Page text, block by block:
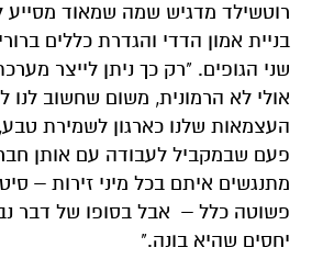
רוטשילד מדגיש שמה שמאוד מסייע
בניית אמון הדדי והגדרת כללים
שני הגופים. "רק כך ניתן לייצר
אולי לא הרמונית, משום שחשוב לנו
העצמאות שלנו כארגון לשמירת
פעם שבמקביל לעבודה עם אותן
מתנגשים איתם בכל מיני זירות –
פשוטה כלל – אבל בסופו של דבר
יחסים שהיא בונה."